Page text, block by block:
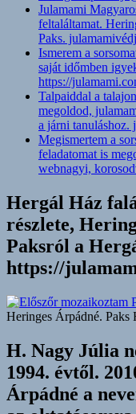
Julamami
feltaláltamat.
Paks.
Ismerem a
saját időmben
https://
Talpaiddal a
megoldod,
a járni tanuláshoz.
Megismertem a
feladatomat is
webnagyi,
Hergál Ház
részlete,
Paksról a
https://
Heringes Árpádné. Paks
H. Nagy Júlia
1994. évtől.
Árpádné a